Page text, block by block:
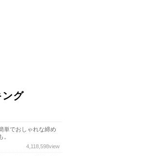
ング
単でおしゃれな締め
4,118,598view